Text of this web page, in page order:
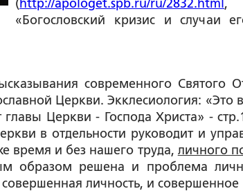
( http://apologet.spb.ru/ru/2832.html ,
« Богословский кризис и случаи
современного Святого
Церкви. Экклесиология: «Это
Церкви - Господа Христа» -
в отдельности руководит и
время и без нашего труда, личного
образом решена и проблема
личность, и совершенное